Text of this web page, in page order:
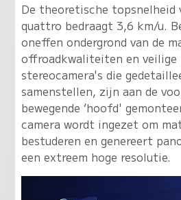
De theoretische topsnelheid
quattro bedraagt 3,6 km/u.
oneffen ondergrond van de
offroadkwaliteiten en veilige
stereocamera's die
samenstellen, zijn aan de
bewegende ‘hoofd'
camera wordt ingezet om
bestuderen en genereert
een extreem hoge resolutie.